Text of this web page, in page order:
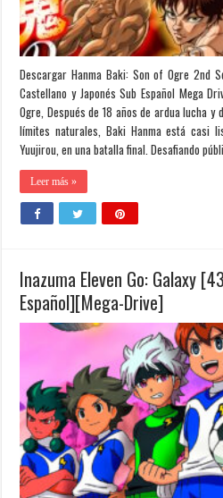
Descargar Hanma Baki: Son of Ogre 2nd
Castellano y Japonés Sub Español Mega
Ogre, Después de 18 años de ardua lucha
límites naturales, Baki Hanma está casi
Yuujirou, en una batalla final. Desafiando
Leer más »
Inazuma Eleven Go: Galaxy
Español][Mega-Drive]